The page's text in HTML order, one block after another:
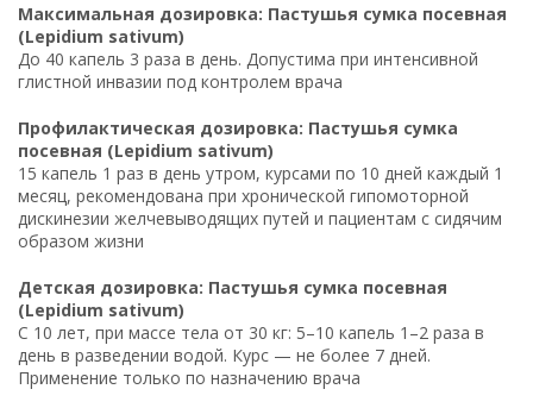
Максимальная дозировка: Пастушья сумка посевная
(Lepidium sativum)
До 40 капель 3 раза в день. Допустима при интенсивной
глистной инвазии под контролем врача
Профилактическая дозировка: Пастушья сумка
посевная (Lepidium sativum)
15 капель 1 раз в день утром, курсами по 10 дней каждый 1
месяц, рекомендована при хронической гипомоторной
дискинезии желчевыводящих путей и пациентам с сидячим
образом жизни
Детская дозировка: Пастушья сумка посевная
(Lepidium sativum)
С 10 лет, при массе тела от 30 кг: 5–10 капель 1–2 раза в
день в разведении водой. Курс — не более 7 дней.
Применение только по назначению врача